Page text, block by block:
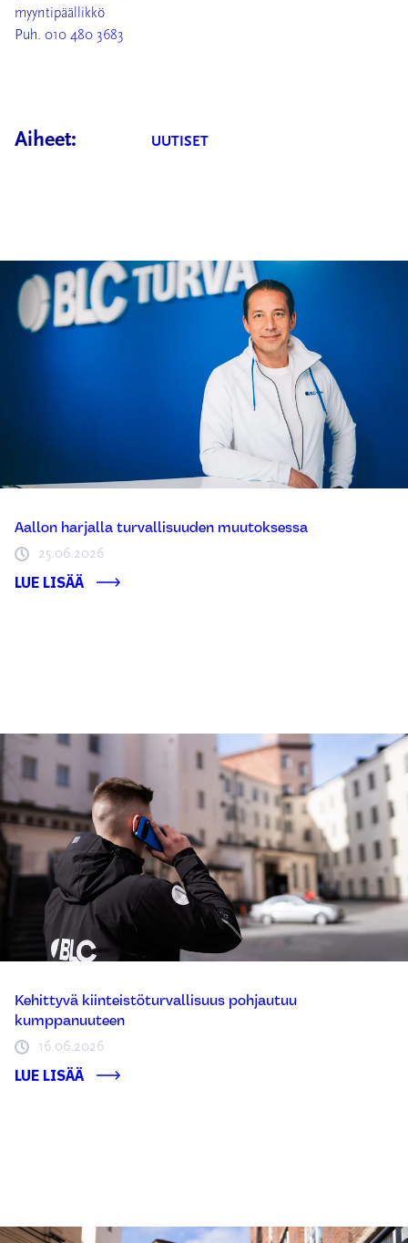
myyntipäällikkö
Puh. 010 480 3683
Aiheet: UUTISET
Aallon harjalla turvallisuuden muutoksessa
25.06.2026
LUE LISÄÄ
Kehittyvä kiinteistöturvallisuus pohjautuu
kumppanuuteen
16.06.2026
LUE LISÄÄ